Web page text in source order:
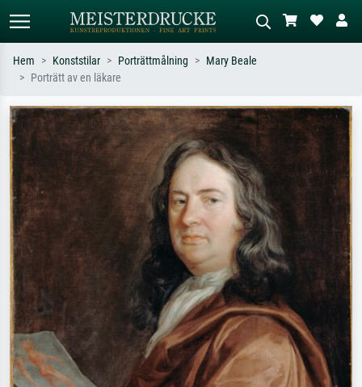
Sök efter konstnär, titel eller stil –
t.ex. Monet, Stjärnenatt,
impressionism, Hokusai-våg, naken.
Beskriv scenen – t.ex. grön äng,
abstrakt med mycket rött, mörk
oljemålning, stående naken bredvid ett
Hem Konststilar Porträttmålning
Mary Beale
Porträtt av en läkare